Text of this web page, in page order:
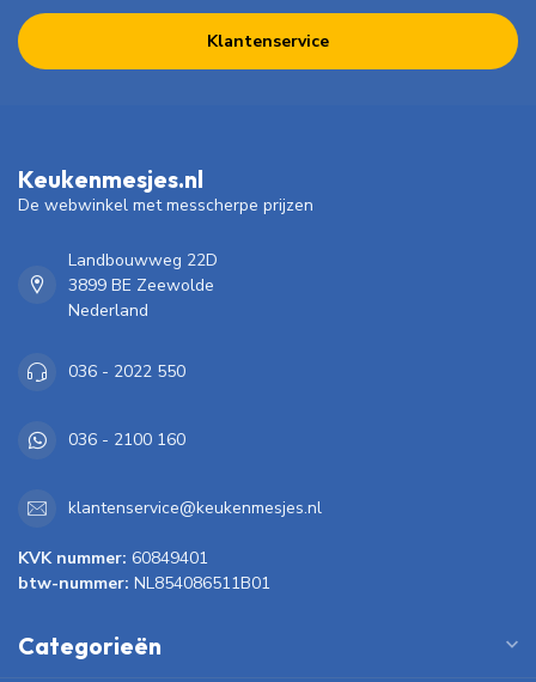
Klantenservice
Keukenmesjes.nl
De webwinkel met messcherpe prijzen
Landbouwweg 22D
3899 BE Zeewolde
Nederland
036 - 2022 550
036 - 2100 160
klantenservice@keukenmesjes.nl
KVK nummer: 60849401
btw-nummer: NL854086511B01
Categorieën